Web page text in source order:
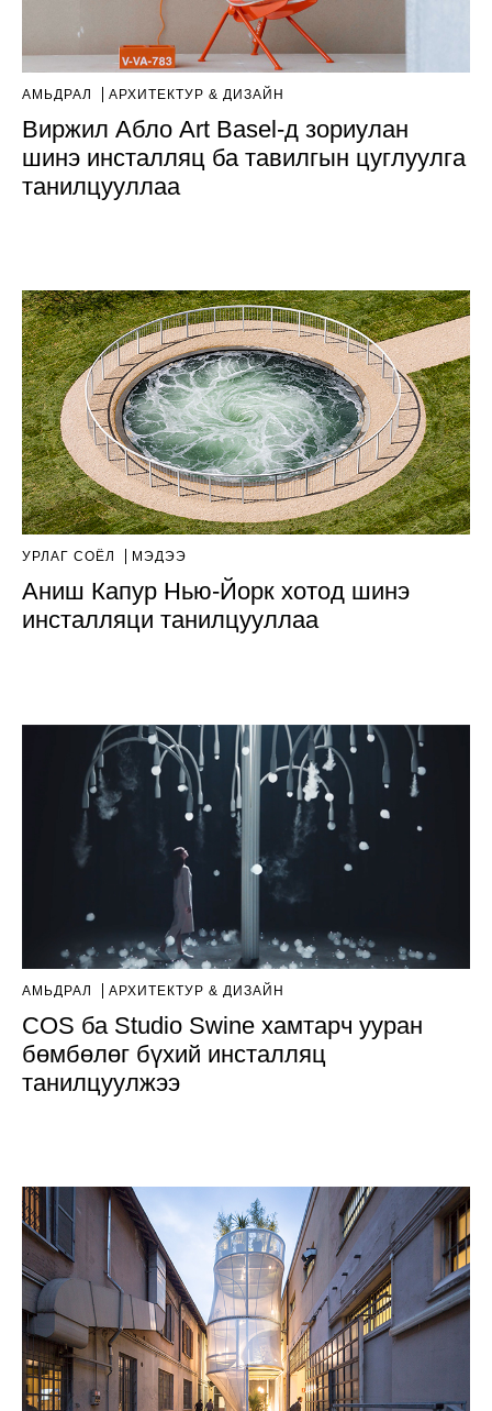
АМЬДРАЛ AРХИТЕКТУР & ДИЗАЙН
Виржил Абло Art Basel-д зориулан
шинэ инсталляц ба тавилгын цуглуулга
танилцууллаа
УРЛАГ СОЁЛ МЭДЭЭ
Аниш Капур Нью-Йорк хотод шинэ
инсталляци танилцууллаа
АМЬДРАЛ AРХИТЕКТУР & ДИЗАЙН
COS ба Studio Swine хамтарч ууран
бөмбөлөг бүхий инсталляц
танилцуулжээ